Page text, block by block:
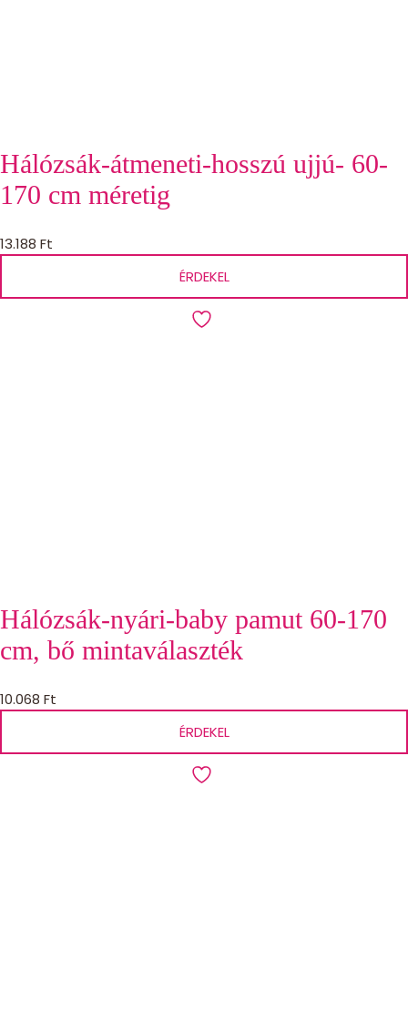
Hálózsák-átmeneti-hosszú ujjú- 60-
170 cm méretig
13.188 Ft
ÉRDEKEL
Hálózsák-nyári-baby pamut 60-170
cm, bő mintaválaszték
10.068 Ft
ÉRDEKEL